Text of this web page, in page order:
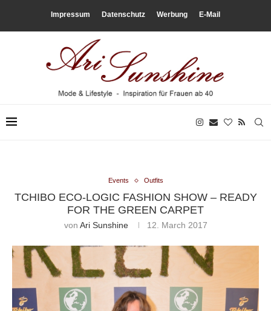
Impressum Datenschutz Werbung E-Mail
Events Outfits
TCHIBO ECO-LOGIC FASHION SHOW – READY
FOR THE GREEN CARPET
von Ari Sunshine 12. March 2017